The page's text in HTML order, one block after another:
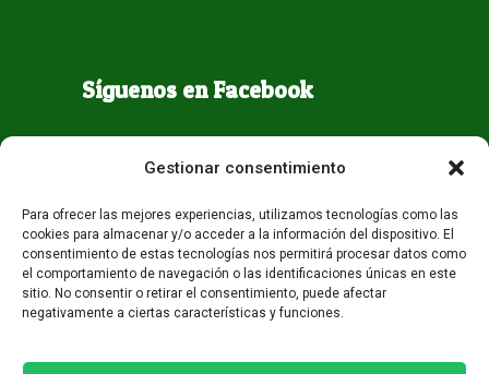
Gestionar consentimiento
Para ofrecer las mejores experiencias, utilizamos tecnologías como las
cookies para almacenar y/o acceder a la información del dispositivo. El
consentimiento de estas tecnologías nos permitirá procesar datos como
el comportamiento de navegación o las identificaciones únicas en este
sitio. No consentir o retirar el consentimiento, puede afectar
negativamente a ciertas características y funciones.
Síguenos en Facebook
Todos los derechos reservados - Guaqueta USA 2026